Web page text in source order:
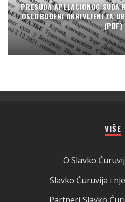
PRESUDA APELACIONOG SUDA
OSLOBOĐENI OKRIVLJENI ZA
(PDF)
VIŠE
O Slavko
Slavko Ćuruvija i